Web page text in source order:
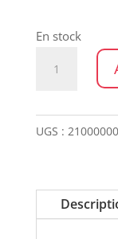
En stock
Aykasa
UGS :